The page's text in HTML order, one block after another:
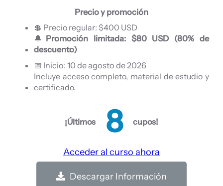
Precio y promoción
💲 Precio regular: $400 USD
🔔 Promoción limitada: $80 USD (80% de
descuento)
📅 Inicio: 10 de agosto de 2026
Incluye acceso completo, material de estudio y
certificado.
¡Últimos 7 cupos!
Acceder al curso ahora
Descargar Información